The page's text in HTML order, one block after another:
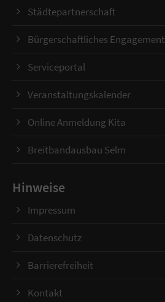
Städtepartnerschaft
Bürgerschaftliches Engagement
Serviceportal
Veranstaltungskalender
Online Anmeldung Kita
Breitbandausbau Selm
Hinweise
Impressum
Datenschutz
Barrierefreiheit
Kontakt